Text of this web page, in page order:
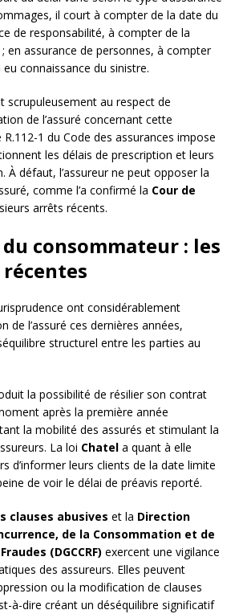
il court à compter de la date du
de responsabilité, à compter de la
en assurance de personnes, à compter
eu connaissance du sinistre.
scrupuleusement au respect de
de l’assuré concernant cette
R.112-1 du Code des assurances impose
les délais de prescription et leurs
À défaut, l’assureur ne peut opposer la
comme l’a confirmé la Cour de
arrêts récents.
consommateur : les
ont considérablement
de l’assuré ces dernières années,
structurel entre les parties au
la possibilité de résilier son contrat
après la première année
la mobilité des assurés et stimulant la
La loi Chatel a quant à elle
d’informer leurs clients de la date limite
de voir le délai de préavis reporté.
clauses abusives et la Direction
de la Consommation et de
(DGCCRF) exercent une vigilance
des assureurs. Elles peuvent
ou la modification de clauses
à-dire créant un déséquilibre significatif